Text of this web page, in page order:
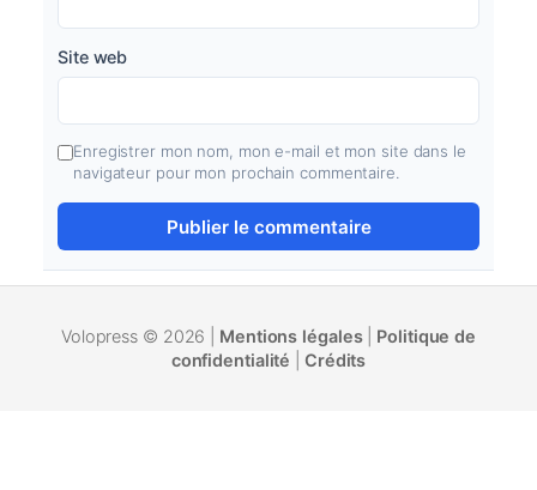
Site web
Enregistrer mon nom, mon e-mail et mon site dans le
navigateur pour mon prochain commentaire.
Volopress © 2026 | Mentions légales| Politique de
confidentialité
Crédits